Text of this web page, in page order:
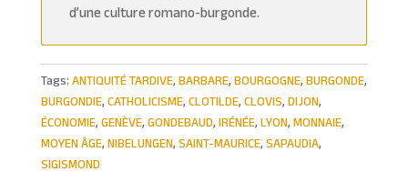
d’une culture romano-burgonde.
Tags: ANTIQUITÉ TARDIVE, BARBARE, BOURGOGNE, BURGONDE,
BURGONDIE, CATHOLICISME, CLOTILDE, CLOVIS, DIJON,
ÉCONOMIE, GENÈVE, GONDEBAUD, IRÉNÉE, LYON, MONNAIE,
MOYEN ÂGE, NIBELUNGEN, SAINT-MAURICE, SAPAUDIA,
SIGISMOND